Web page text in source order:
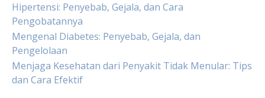
Hipertensi: Penyebab, Gejala, dan Cara
Pengobatannya
Mengenal Diabetes: Penyebab, Gejala, dan
Pengelolaan
Menjaga Kesehatan dari Penyakit Tidak Menular: Tips
dan Cara Efektif